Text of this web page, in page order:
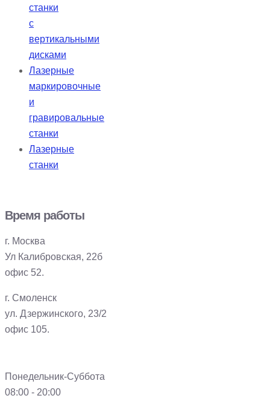
станки
с
вертикальными
дисками
Лазерные
маркировочные
и
гравировальные
станки
Лазерные
станки
Время работы
г. Москва
Ул Калибровская, 22б
офис 52.
г. Смоленск
ул. Дзержинского, 23/2
офис 105.
Понедельник-Суббота
08:00 - 20:00